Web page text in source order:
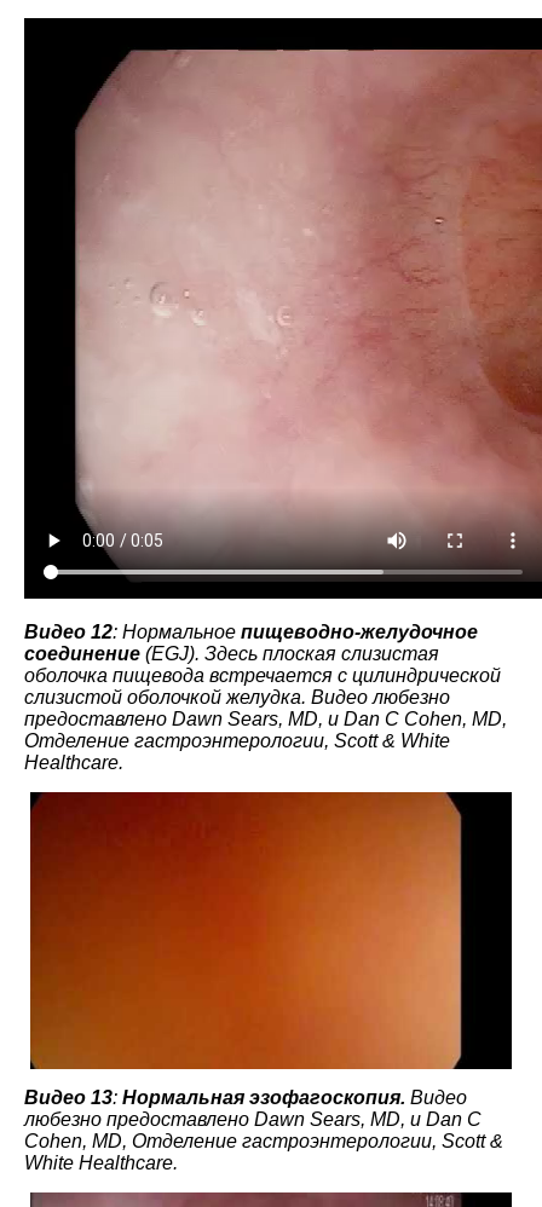
Видео 12: Нормальное пищеводно-желудочное
соединение (EGJ). Здесь плоская слизистая
оболочка пищевода встречается с цилиндрической
слизистой оболочкой желудка. Видео любезно
предоставлено Dawn Sears, MD, и Dan C Cohen, MD,
Отделение гастроэнтерологии, Scott & White
Healthcare.
Видео 13: Нормальная эзофагоскопия. Видео
любезно предоставлено Dawn Sears, MD, и Dan C
Cohen, MD, Отделение гастроэнтерологии, Scott &
White Healthcare.